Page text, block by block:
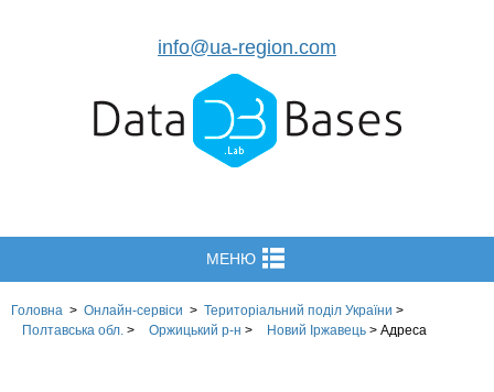
info@ua-region.com
МЕНЮ
Головна > Онлайн-сервіси > Територіальний поділ України >
Полтавська обл. > Оржицький р-н > Новий Іржавець > Адреса